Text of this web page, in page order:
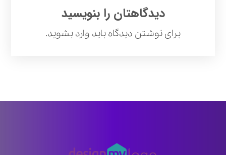
دیدگاهتان را بنویسید
برای نوشتن دیدگاه باید وارد بشوید.